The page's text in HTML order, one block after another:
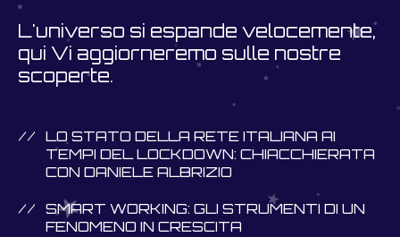
L'universo si espande velocemente,
qui Vi aggiorneremo sulle nostre
scoperte.
LO STATO DELLA RETE ITALIANA AI
TEMPI DEL LOCKDOWN: CHIACCHIERATA
CON DANIELE ALBRIZIO
SMART WORKING: GLI STRUMENTI DI UN
FENOMENO IN CRESCITA